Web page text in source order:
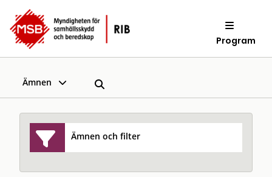
Program
Ämnen
Ämnen och filter